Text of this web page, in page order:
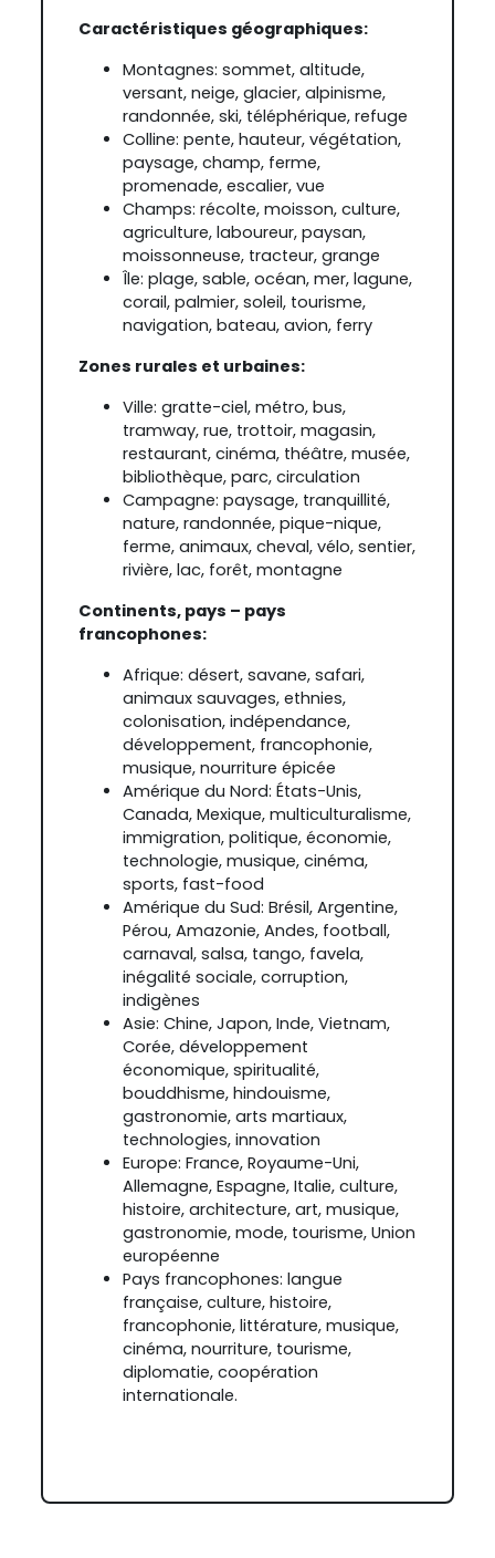
Caractéristiques géographiques:
Montagnes: sommet, altitude,
versant, neige, glacier, alpinisme,
randonnée, ski, téléphérique, refuge
Colline: pente, hauteur, végétation,
paysage, champ, ferme,
promenade, escalier, vue
Champs: récolte, moisson, culture,
agriculture, laboureur, paysan,
moissonneuse, tracteur, grange
Île: plage, sable, océan, mer, lagune,
corail, palmier, soleil, tourisme,
navigation, bateau, avion, ferry
Zones rurales et urbaines:
Ville: gratte-ciel, métro, bus,
tramway, rue, trottoir, magasin,
restaurant, cinéma, théâtre, musée,
bibliothèque, parc, circulation
Campagne: paysage, tranquillité,
nature, randonnée, pique-nique,
ferme, animaux, cheval, vélo, sentier,
rivière, lac, forêt, montagne
Continents, pays – pays
francophones:
Afrique: désert, savane, safari,
animaux sauvages, ethnies,
colonisation, indépendance,
développement, francophonie,
musique, nourriture épicée
Amérique du Nord: États-Unis,
Canada, Mexique, multiculturalisme,
immigration, politique, économie,
technologie, musique, cinéma,
sports, fast-food
Amérique du Sud: Brésil, Argentine,
Pérou, Amazonie, Andes, football,
carnaval, salsa, tango, favela,
inégalité sociale, corruption,
indigènes
Asie: Chine, Japon, Inde, Vietnam,
Corée, développement
économique, spiritualité,
bouddhisme, hindouisme,
gastronomie, arts martiaux,
technologies, innovation
Europe: France, Royaume-Uni,
Allemagne, Espagne, Italie, culture,
histoire, architecture, art, musique,
gastronomie, mode, tourisme, Union
européenne
Pays francophones: langue
française, culture, histoire,
francophonie, littérature, musique,
cinéma, nourriture, tourisme,
diplomatie, coopération
internationale.